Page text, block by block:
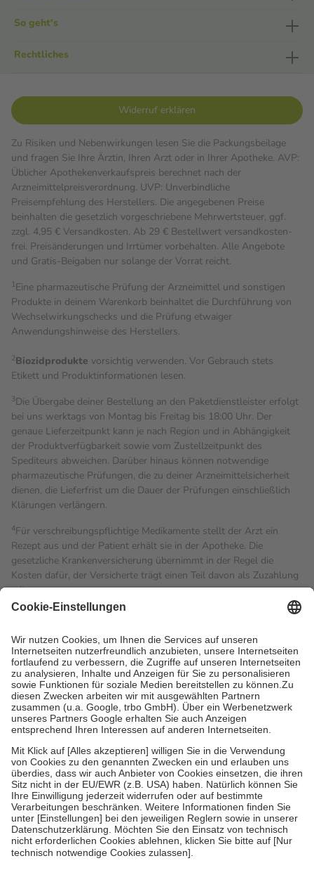
So geht's
Rechtliches
Widerruf erklären
Zu Risiken und Nebenwirkungen lesen Sie die Packungsbeilage
und fragen Sie Ihre Ärztin, Ihren Arzt oder in Ihrer Apotheke. AVP:
Üblicher Apothekenverkaufspreis berechnet nach der
Arzneimittelpreisverordnung. UVP: Unverbindliche
Preisempfehlung des Herstellers. Die angegebenen Preise
beinhalten die gesetzlich vorgeschriebene Mehrwertsteuer, ggf.
zzgl. 4,95 € Versandkosten. Ab 29 € Bestell­wert versand­kosten­
frei. Preisänderungen und Irrtümer vorbehalten. Alle Angebote
und Gratis-Beigaben nur solange der Vorrat reicht.
1Eine pharmazeutische Prüfung der Arzneimittel und sonstigen
Produkte in deinem Warenkorb beinhaltet die Durchführung von
Wechselwirkungschecks und die Prüfung etwaiger
Anwendungshinweise des Herstellers.
2Biozidprodukte vorsichtig verwenden. Vor Gebrauch stets
Etikett und Produktinformationen lesen.
3Die Übergabe deiner Bestellung an den Paketdienstleister erfolgt
bei uns werktags von Montag bis Freitag bis 18:00 Uhr. Der
genaue Lieferzeitpunkt kann je nach Region und in Abhängigkeit
der Produktverfügbarkeit sowie vom Zustellzeitpunkt des
Spediteurs abweichen. Darüber hinaus können notwendige
pharmazeutische Prüfungen, die zu deiner Arzneimittelsicherheit
dienen, die Lieferfrist um die Dauer der Prüfungen einschließlich
Klärungen verlängern.
4Für verschreibungspflichtige Medikamente stellt der Arzt ein
Rezept aus und der Patient erhält sie in der Apotheke. Die
gesetzliche Krankenversicherung übernimmt in der Regel die
Kosten dafür, der Versicherte trägt einen Teil davon als Zuzahlung
mit.
Grundsätzlich leisten Mitglieder Zuzahlungen in Höhe von zehn
höchstens zehn Euro.
Es sind jedoch nie mehr als die
tatsächlichen Kosten der Leistung zu entrichten.
Diese Regeln gelten grundsätzlich auch für Online-Apotheken.
Bei Heilmitteln und häuslicher Krankenpflege beträgt die
Zuzahlung zehn Prozent der Kosten sowie zehn Euro je
Verordnung.
Um das Engagement der Versicherten für ihre eigene Gesundheit
zu stärken und die besondere Stellung der Familie zu unterstützen,
fallenkeine Zuzahlungenan bei:
• Kindern und Jugendlichen bis zum vollendeten 18. Lebensjahr
mit Ausnahme der Fahrkosten
• Untersuchungen zur Vorsorge und Früherkennung, die von der
GKV getragen werden
• empfohlenen Schutzimpfungen
• Harn- und Blutteststreifen